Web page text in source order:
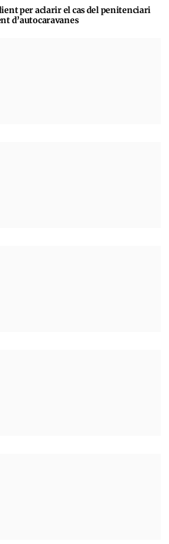
per aclarir el cas del penitenciari
d’autocaravanes